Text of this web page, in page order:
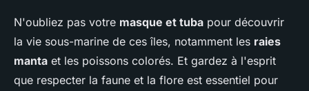
N'oubliez pas votre masque et tuba pour découvrir
la vie sous-marine de ces îles, notamment les raies
manta et les poissons colorés. Et gardez à l'esprit
que respecter la faune et la flore est essentiel pour